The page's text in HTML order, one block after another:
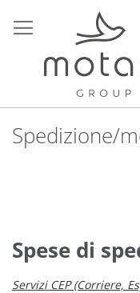
al
contenuto
Spedizione/
Spese di
Servizi CEP (Corriere,